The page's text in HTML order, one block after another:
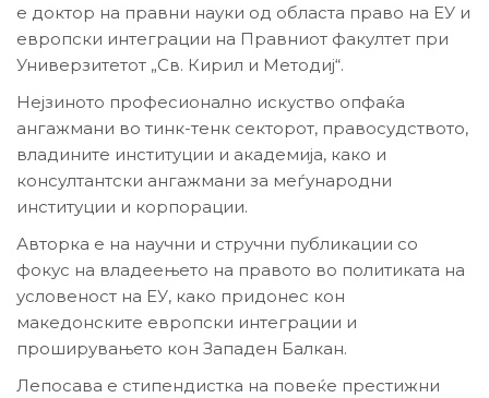
е доктор на правни науки од областа право на ЕУ и
европски интеграции на Правниот факултет при
Универзитетот „Св. Кирил и Методиј“.
Нејзиното професионално искуство опфаќа
ангажмани во тинк-тенк секторот, правосудството,
владините институции и академија, како и
консултантски ангажмани за меѓународни
институции и корпорации.
Авторка е на научни и стручни публикации со
фокус на владеењето на правото во политиката на
условеност на ЕУ, како придонес кон
македонските европски интеграции и
проширувањето кон Западен Балкан.
Лепосава е стипендистка на повеќе престижни